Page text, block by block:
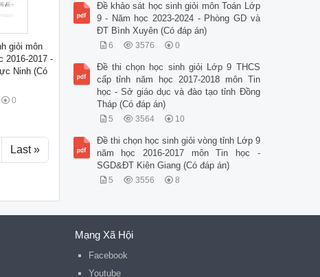
giỏi môn
2016-2017 -
Ninh (Có
0
Last »
Đề khảo sát học sinh giỏi môn Toán Lớp
9 - Năm học 2023-2024 - Phòng GD và
ĐT Bình Xuyên (Có đáp án)
6 3576 0
Đề thi chọn học sinh giỏi Lớp 9 THCS
cấp tỉnh năm học 2017-2018 môn Tin
học - Sở giáo dục và đào tạo tỉnh Đồng
Tháp (Có đáp án)
5 3564 10
Đề thi chọn học sinh giỏi vòng tỉnh Lớp 9
năm học 2016-2017 môn Tin học -
SGD&ĐT Kiên Giang (Có đáp án)
5 3556 8
Mạng Xã Hội
Facebook
Youtube